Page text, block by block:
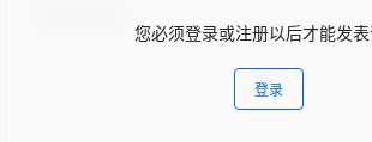
您必须登录或注册以后才能发
登录